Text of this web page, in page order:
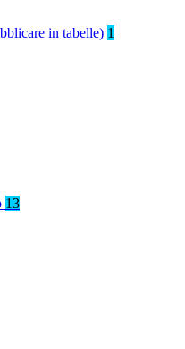
in tabelle) 1
13